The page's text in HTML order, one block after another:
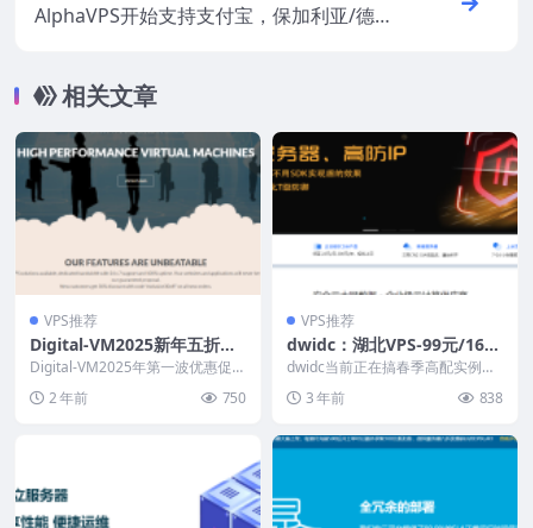
AlphaVPS开始支持支付宝，保加利亚/德国
相关文章
VPS推荐
Digital-VM2025新年五折优
惠：4美元/月起，新加坡/日
本/美国/英国/荷兰/西班牙/
瑞典机房，支持支付宝/Payp
Digital-VM2025年第一波优惠促销
本东京...
2 年前 750
VPS推荐
dwidc：湖北VPS-99元/16G
内存/8核/100硬盘/10M带
宽/100g高防，香港/韩国/美
国VPS低至50元/月(防御CC
攻击)
dwidc当前正在搞春季高配实例限
低至99元（...
3 年前 838